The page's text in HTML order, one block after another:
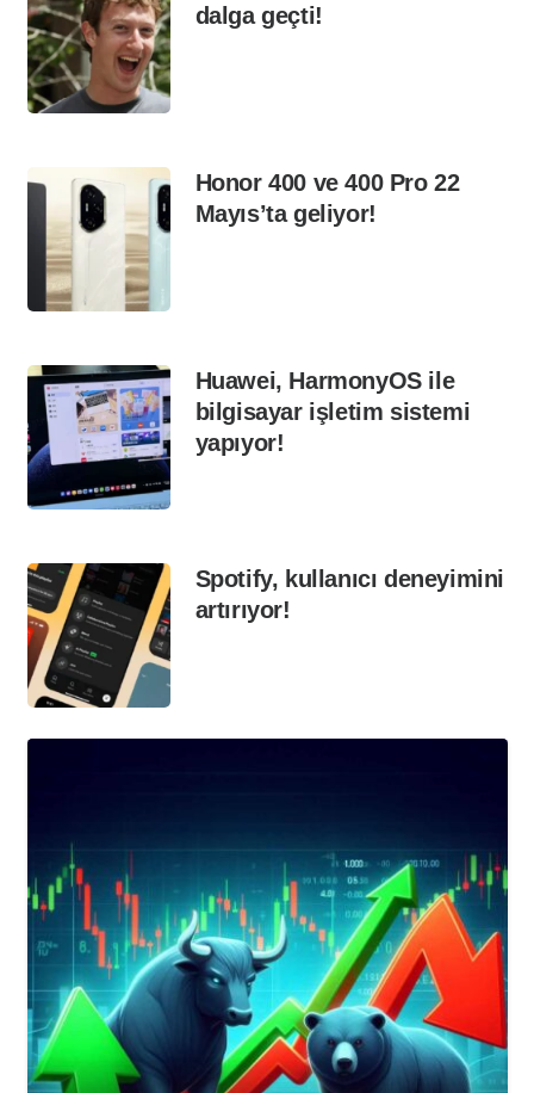
dalga geçti!
Honor 400 ve 400 Pro 22
Mayıs’ta geliyor!
Huawei, HarmonyOS ile
bilgisayar işletim sistemi
yapıyor!
Spotify, kullanıcı deneyimini
artırıyor!